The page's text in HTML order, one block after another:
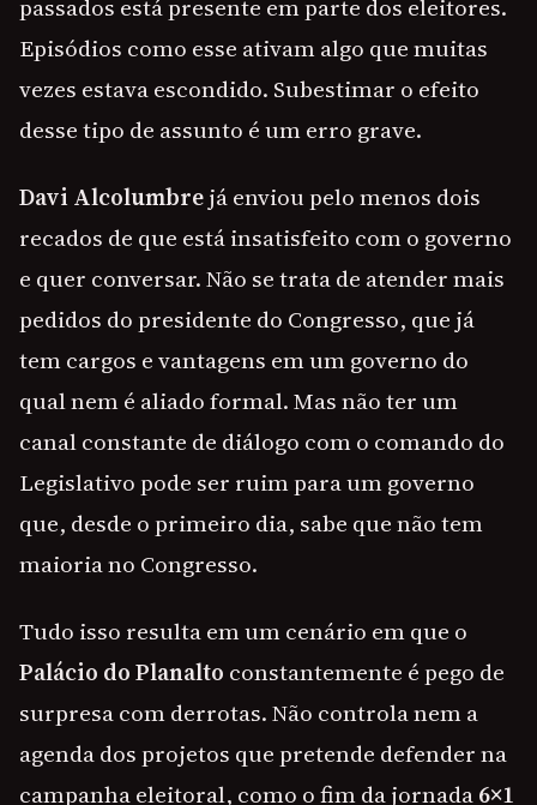
passados está presente em parte dos eleitores.
Episódios como esse ativam algo que muitas
vezes estava escondido. Subestimar o efeito
desse tipo de assunto é um erro grave.
Davi Alcolumbrejá enviou pelo menos dois
recados de que está insatisfeito com o governo
e quer conversar. Não se trata de atender mais
pedidos do presidente do Congresso, que já
tem cargos e vantagens em um governo do
qual nem é aliado formal. Mas não ter um
canal constante de diálogo com o comando do
Legislativo pode ser ruim para um governo
que, desde o primeiro dia, sabe que não tem
maioria no Congresso.
Tudo isso resulta em um cenário em que o
Palácio do Planalto constantemente é pego de
surpresa com derrotas. Não controla nem a
agenda dos projetos que pretende defender na
campanha eleitoral, como o fim da jornada6×1